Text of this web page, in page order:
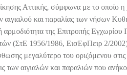
Αττικής, σύμφωνα με το οποίο η
και παραλίας των νήσων
αρμοδιότητα της Επιτροπής Εγχωρίου
(ΣτΕ 1956/1986, ΕισΕφΠειρ 2/2002)
μεγαλύτερο του οριζόμενου
των αιγιαλών και παραλιών που